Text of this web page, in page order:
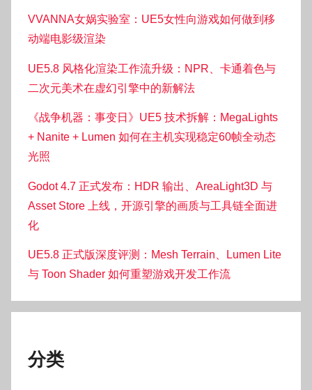
VVANNA女娲实验室：UE5女性向游戏如何做到移
动端电影级渲染
UE5.8 风格化渲染工作流升级：NPR、卡通着色与
二次元美术在虚幻引擎中的新解法
《战争机器：事变日》UE5 技术拆解：MegaLights
+ Nanite + Lumen 如何在主机实现稳定60帧全动态
光照
Godot 4.7 正式发布：HDR 输出、AreaLight3D 与
Asset Store 上线，开源引擎的画质与工具链全面进
化
UE5.8 正式版深度评测：Mesh Terrain、Lumen Lite
与 Toon Shader 如何重塑游戏开发工作流
分类